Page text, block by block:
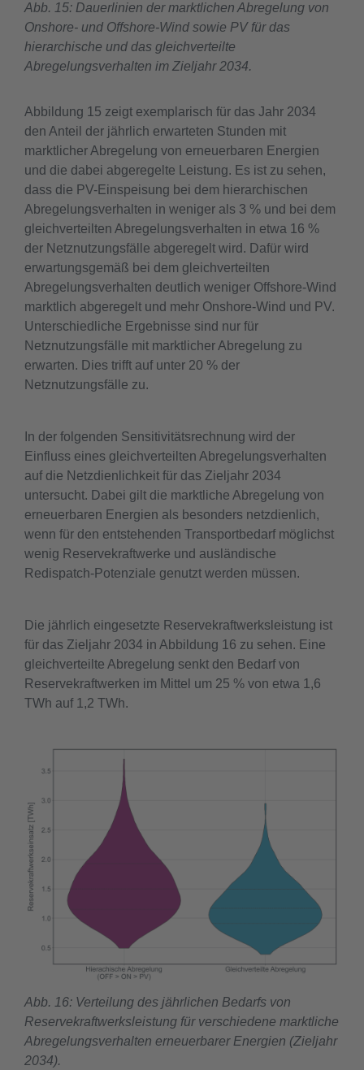
Abb. 15: Dauerlinien der marktlichen Abregelung von
Onshore- und Offshore-Wind sowie PV für das
hierarchische und das gleichverteilte
Abregelungsverhalten im Zieljahr 2034.
Abbildung 15 zeigt exemplarisch für das Jahr 2034
den Anteil der jährlich erwarteten Stunden mit
marktlicher Abregelung von erneuerbaren Energien
und die dabei abgeregelte Leistung. Es ist zu sehen,
dass die PV-Einspeisung bei dem hierarchischen
Abregelungsverhalten in weniger als 3 % und bei dem
gleichverteilten Abregelungsverhalten in etwa 16 %
der Netznutzungsfälle abgeregelt wird. Dafür wird
erwartungsgemäß bei dem gleichverteilten
Abregelungsverhalten deutlich weniger Offshore-Wind
marktlich abgeregelt und mehr Onshore-Wind und PV.
Unterschiedliche Ergebnisse sind nur für
Netznutzungsfälle mit marktlicher Abregelung zu
erwarten. Dies trifft auf unter 20 % der
Netznutzungsfälle zu.
In der folgenden Sensitivitätsrechnung wird der
Einfluss eines gleichverteilten Abregelungsverhalten
auf die Netzdienlichkeit für das Zieljahr 2034
untersucht. Dabei gilt die marktliche Abregelung von
erneuerbaren Energien als besonders netzdienlich,
wenn für den entstehenden Transportbedarf möglichst
wenig Reservekraftwerke und ausländische
Redispatch-Potenziale genutzt werden müssen.
Die jährlich eingesetzte Reservekraftwerksleistung ist
für das Zieljahr 2034 in Abbildung 16 zu sehen. Eine
gleichverteilte Abregelung senkt den Bedarf von
Reservekraftwerken im Mittel um 25 % von etwa 1,6
TWh auf 1,2 TWh.
Abb. 16: Verteilung des jährlichen Bedarfs von
Reservekraftwerksleistung für verschiedene marktliche
Abregelungsverhalten erneuerbarer Energien (Zieljahr
2034).